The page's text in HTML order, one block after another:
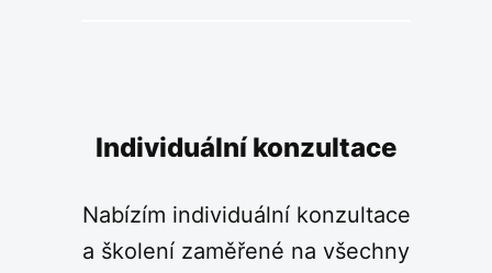
Individuální konzultace
Nabízím individuální konzultace
a školení zaměřené na všechny